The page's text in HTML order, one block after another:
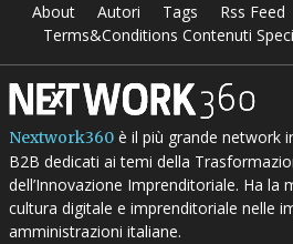
About Autori Tags Rss Feed
Terms&Conditions Contenuti
Nextwork360è il più grande network
B2B dedicati ai temi della
dell’Innovazione Imprenditoriale. Ha la
cultura digitale e imprenditoriale nelle
amministrazioni italiane.